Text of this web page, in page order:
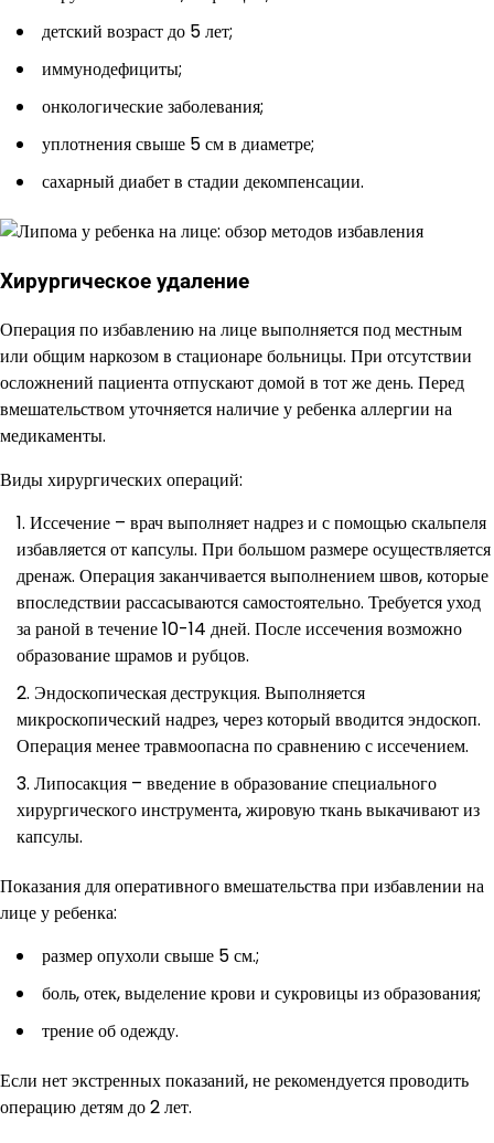
детский возраст до 5 лет;
иммунодефициты;
онкологические заболевания;
уплотнения свыше 5 см в диаметре;
сахарный диабет в стадии декомпенсации.
Хирургическое удаление
Операция по избавлению на лице выполняется под местным
или общим наркозом в стационаре больницы. При отсутствии
осложнений пациента отпускают домой в тот же день. Перед
вмешательством уточняется наличие у ребенка аллергии на
медикаменты.
Виды хирургических операций:
Иссечение – врач выполняет надрез и с помощью скальпеля
избавляется от капсулы. При большом размере осуществляется
дренаж. Операция заканчивается выполнением швов, которые
впоследствии рассасываются самостоятельно. Требуется уход
за раной в течение 10-14 дней. После иссечения возможно
образование шрамов и рубцов.
Эндоскопическая деструкция. Выполняется
микроскопический надрез, через который вводится эндоскоп.
Операция менее травмоопасна по сравнению с иссечением.
Липосакция – введение в образование специального
хирургического инструмента, жировую ткань выкачивают из
капсулы.
Показания для оперативного вмешательства при избавлении на
лице у ребенка:
размер опухоли свыше 5 см.;
боль, отек, выделение крови и сукровицы из образования;
трение об одежду.
Если нет экстренных показаний, не рекомендуется проводить
операцию детям до 2 лет.